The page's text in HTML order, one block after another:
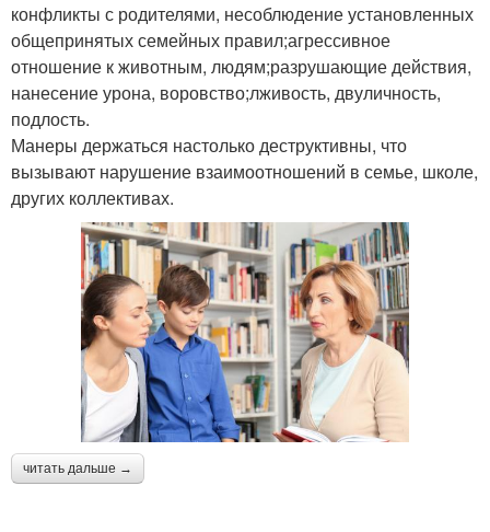
конфликты с родителями, несоблюдение установленных
общепринятых семейных правил;агрессивное
отношение к животным, людям;разрушающие действия,
нанесение урона, воровство;лживость, двуличность,
подлость.
Манеры держаться настолько деструктивны, что
вызывают нарушение взаимоотношений в семье, школе,
других коллективах.
читать дальше →